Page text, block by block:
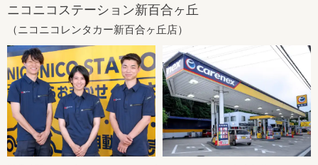
ニコニコステーション新百合ヶ丘
（ニコニコレンタカー新百合ヶ丘店）